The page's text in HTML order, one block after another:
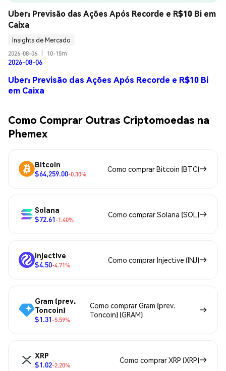
Uber: Previsão das Ações Após Recorde e R$10 Bi em
Caixa
Insights de Mercado
2026-08-06
10-15m
2026-08-06
Uber: Previsão das Ações Após Recorde e R$10 Bi
em Caixa
Como Comprar Outras Criptomoedas na
Phemex
Bitcoin
$64,259.00-0.30%
Como comprar Bitcoin (BTC)
Solana
$72.61-1.40%
Como comprar Solana (SOL)
Injective
$4.50-4.71%
Como comprar Injective (INJ)
Gram (prev.
Toncoin)
$1.31-5.59%
Como comprar Gram (prev.
Toncoin) (GRAM)
XRP
$1.02-2.20%
Como comprar XRP (XRP)